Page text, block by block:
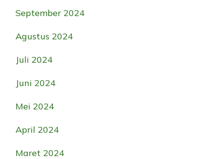
September 2024
Agustus 2024
Juli 2024
Juni 2024
Mei 2024
April 2024
Maret 2024